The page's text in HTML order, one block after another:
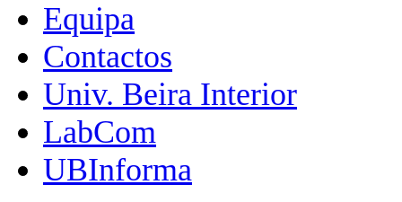
Equipa
Contactos
Univ. Beira Interior
LabCom
UBInforma